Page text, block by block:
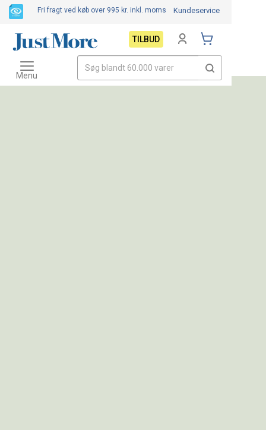
Fri fragt ved køb over 995 kr. inkl. moms Kundeservice
TILBUD
Toggle
navigation
Menu